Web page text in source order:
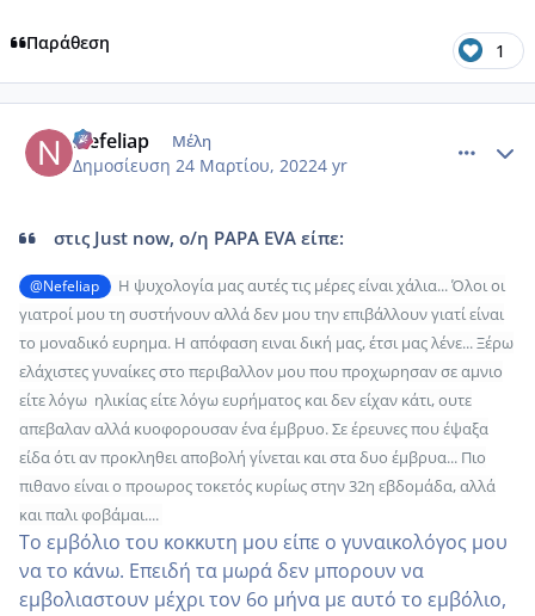
Παράθεση 1
Nefeliap Μέλη
Δημοσίευση 24 Μαρτίου, 20224 yr
στις Just now, ο/η PAPA EVA είπε:
@Nefeliap
Η ψυχολογία μας αυτές τις μέρες είναι χάλια... Όλοι οι
γιατροί μου τη συστήνουν αλλά δεν μου την επιβάλλουν γιατί είναι
το μοναδικό ευρημα. Η απόφαση ειναι δική μας, έτσι μας λένε... Ξέρω
ελάχιστες γυναίκες στο περιβαλλον μου που προχωρησαν σε αμνιο
είτε λόγω ηλικίας είτε λόγω ευρήματος και δεν είχαν κάτι, ουτε
απεβαλαν αλλά κυοφορουσαν ένα έμβρυο. Σε έρευνες που έψαξα
είδα ότι αν προκληθει αποβολή γίνεται και στα δυο έμβρυα... Πιο
πιθανο είναι ο προωρος τοκετός κυρίως στην 32η εβδομάδα, αλλά
και παλι φοβάμαι....
Το εμβόλιο του κοκκυτη μου είπε ο γυναικολόγος μου
να το κάνω. Επειδή τα μωρά δεν μπορουν να
εμβολιαστουν μέχρι τον 6ο μήνα με αυτό το εμβόλιο,